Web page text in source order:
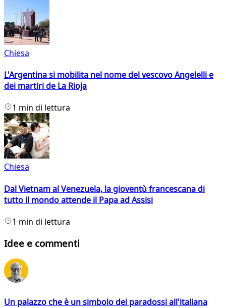
Chiesa
L'Argentina si mobilita nel nome del vescovo Angelelli e
dei martiri de La Rioja
1 min di lettura
Chiesa
Dal Vietnam al Venezuela, la gioventù francescana di
tutto il mondo attende il Papa ad Assisi
1 min di lettura
Idee e commenti
Un palazzo che è un simbolo dei paradossi all'italiana